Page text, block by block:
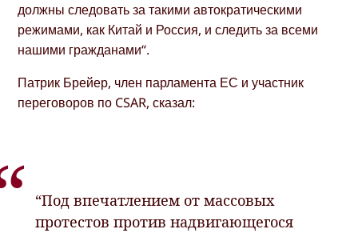
должны следовать за такими автократическими
режимами, как Китай и Россия, и следить за всеми
нашими гражданами“.
Патрик Брейер, член парламента ЕС и участник
переговоров по CSAR, сказал:
“Под впечатлением от массовых
протестов против надвигающегося